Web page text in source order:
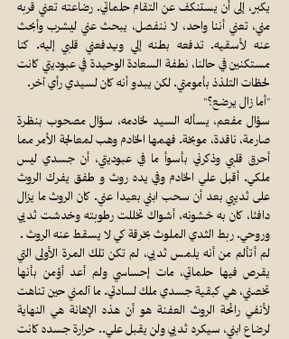
يكبر، إلى أن يستنكف عن التقام حلماتي. رضاعته تعني قربه
مني، تعني أننا واحد، لا ننفصل، يبحث عني ليشرب وأبحث
عنه لأسقيه. تدفعه بطنه إلي ويدفعني قلبي إليه. كنا
مستكنين في حالنا، نطفة السعادة الوحيدة في عبوديتي كانت
لحظات التلذذ بأمومتي. لكن يبدو أنه كان لسيدي رأي آخر.
"أما زال يرضع؟"
سؤال مفعم، يسأله السيد لخادمه، سؤال مصحوب بنظرة
صارمة، ناقدة، موبخة. فهمها الخادم وهب لمعالجة الأمر مما
أحرق قلبي وذكرني بأسوأ ما في عبوديتي، أن جسدي ليس
ملكي. أقبل علي الخادم وفي يده روث و طفق يفرك الروث
على ثدييي بعد أن سحب ابني بعيدا عني. كان الروث ما يزال
دافئا، كان به خشونه، أشواك تخللت رطوبته وخدشت ثديي
وروحي. ربط الثدي الملوث بخرقة كي لا يسقط عنه الروث .
لم أتألم من أنه يلمس ثديي، لم تكن تلك المرة الأولى التي
يقرص فيها حلماتي، مات إحساسي ولم أعد أؤمن بأنها
تخصني، هي كبقية جسدي ملك لسادتي. ما آلمني حين تناهت
لأنفي رائحة الروث العفنة هو أن هذه الإهانة هي النهاية
لرضاع ابني، سيكره ثديي ولن يقبل علي.. حرارة جسده كانت